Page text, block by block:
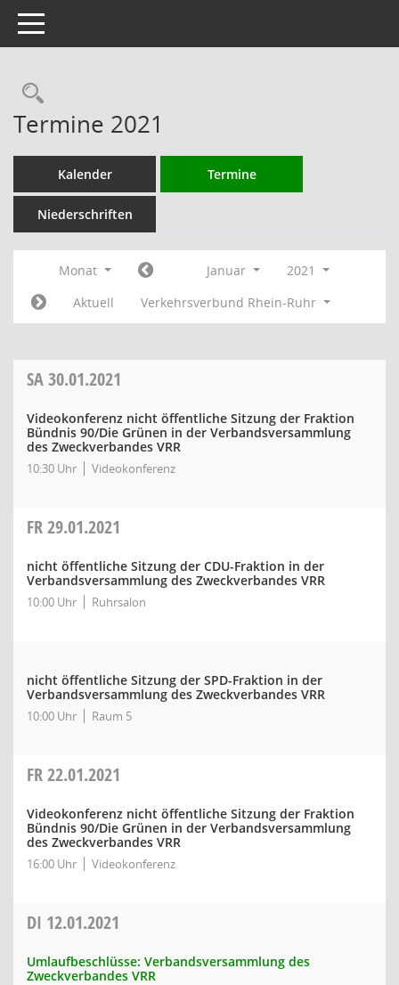
Toggle navigation
Rechercheauswahl
Termine 2021
Kalender Termine
Niederschriften
Monat Januar
2021
Aktuell
Verkehrsverbund Rhein-Ruhr
SA30.01.2021
Videokonferenz nicht öffentliche Sitzung der Fraktion
Bündnis 90/Die Grünen in der Verbandsversammlung
des Zweckverbandes VRR
10:30 Uhr Videokonferenz
FR29.01.2021
nicht öffentliche Sitzung der CDU-Fraktion in der
Verbandsversammlung des Zweckverbandes VRR
10:00 Uhr Ruhrsalon
nicht öffentliche Sitzung der SPD-Fraktion in der
Verbandsversammlung des Zweckverbandes VRR
10:00 Uhr Raum 5
FR22.01.2021
Videokonferenz nicht öffentliche Sitzung der Fraktion
Bündnis 90/Die Grünen in der Verbandsversammlung
des Zweckverbandes VRR
16:00 Uhr Videokonferenz
DI 12.01.2021
Umlaufbeschlüsse: Verbandsversammlung des
Zweckverbandes VRR